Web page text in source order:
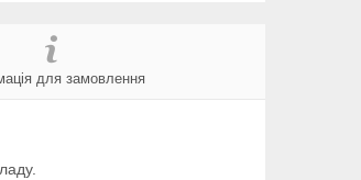
для замовлення